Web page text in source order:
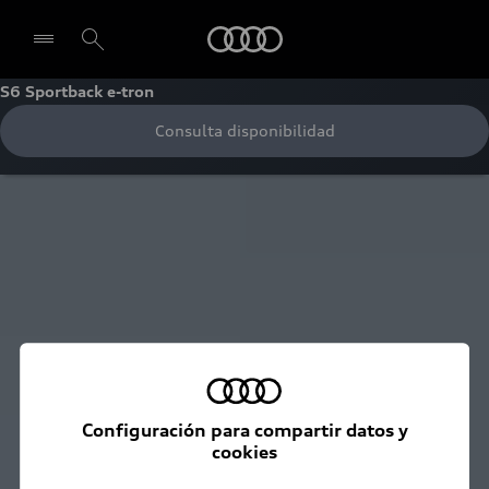
Seleccionar concesionario
S6 Sportback e-tron
Consulta disponibilidad
Configuración para compartir datos y
cookies